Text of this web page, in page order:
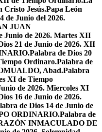
Cristo Jesús.Papa León
de Junio del 2026.
JUAN
Junio de 2026. Martes XII
21 de Junio de 2026. XII
Palabra de Dios 20
Ordinaro.Palabra de
Abad.Palabra
XI de Tiempo
de 2026. Miercoles XI
16 de Junio de 2026.
de Dios 14 de Junio de
ORDINARIO.Palabra de
INMACULADO DE